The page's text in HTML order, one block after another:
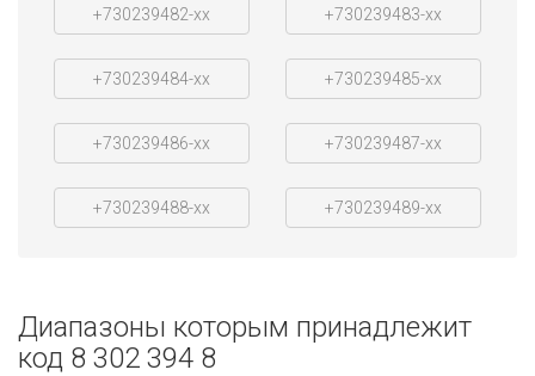
+730239482-xx +730239483-xx
+730239484-xx +730239485-xx
+730239486-xx +730239487-xx
+730239488-xx +730239489-xx
Диапазоны которым принадлежит
код 8 302 394 8